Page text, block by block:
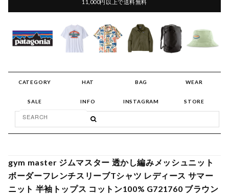
11,000円以上で送料無料
CATEGORY HAT BAG WEAR
SALE INFO INSTAGRAM STORE
gym master ジムマスター 透かし編みメッシュニット
ボーダーフレンチスリーブTシャツ レディース サマー
ニット 半袖トップス コットン100% G721760 ブラウン